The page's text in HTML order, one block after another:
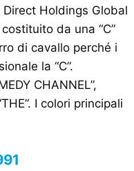
Holdings Global
da una “C”
di cavallo perché i
la “C”.
CHANNEL”,
I colori principali